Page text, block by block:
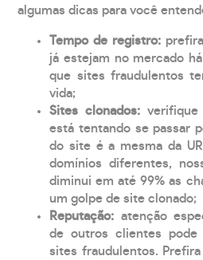
algumas dicas para você
Tempo de registro:
já estejam no mercado
que sites fraudulentos
vida;
Sites clonados:
está tentando se passar
do site é a mesma da
domínios diferentes,
diminui em até 99% as
um golpe de site clonado;
Reputação: atenção
de outros clientes
sites fraudulentos.